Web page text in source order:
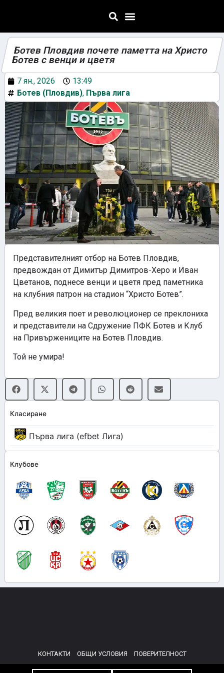
Класиране
Първа лига (efbet Лига)
Клубове
Ботев Пловдив почете паметта на Христо
Ботев с венци и цветя
7 ян., 2026
13:49
Ботев (Пловдив), Първа лига
Представителният отбор на Ботев Пловдив,
предвождан от Димитър Димитров-Херо и Иван
Цветанов, поднесе венци и цветя пред паметника
на клубния патрон на стадион “Христо Ботев”.
Пред великия поет и революционер се преклониха
и представители на Сдружение ПФК Ботев и Клуб
на Привържениците на Ботев Пловдив.
Той не умира!
КОНТАКТИ ОБЩИ УСЛОВИЯ ПОВЕРИТЕЛНОСТ